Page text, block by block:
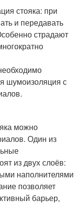
стояка: при
и передавать
страдают
шумоизоляция с
можно
Один из
из двух слоёв:
наполнителями
позволяет
барьер,